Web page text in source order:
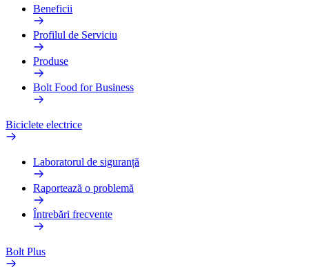
Beneficii
Profilul de Serviciu
Produse
Bolt Food for Business
Biciclete electrice
Laboratorul de siguranță
Raportează o problemă
Întrebări frecvente
Bolt Plus